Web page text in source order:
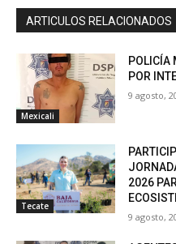
ARTICULOS RELACIONADOS
Mexicali
POLICÍA
POR
9 agosto,
Tecate
2026
9 agosto,